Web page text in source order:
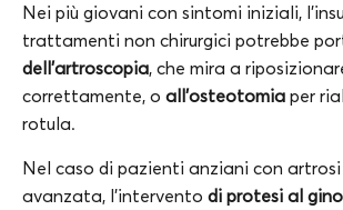
Nei più giovani con sintomi iniziali,
trattamenti non chirurgici potrebbe
dell’artroscopia, che mira a
correttamente, o all’osteotomia per
rotula.
Nel caso di pazienti anziani con
avanzata, l’intervento di protesi al